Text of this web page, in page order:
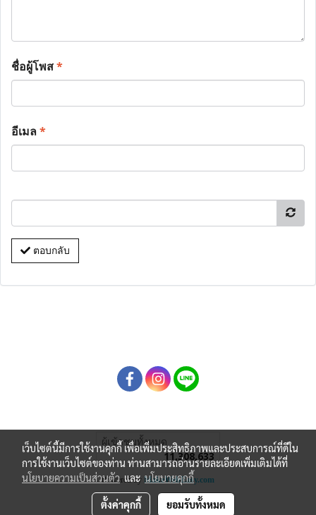
ชื่อผู้โพส*
อีเมล*
ตอบกลับ
ผู้เข้าชมทั้งหมด
11,308,633
Powered by MakeWebEasy.com
เว็บไซต์นี้มีการใช้งานคุกกี้ เพื่อเพิ่มประสิทธิภาพและประสบการณ์ที่ดีใน
การใช้งานเว็บไซต์ของท่าน ท่านสามารถอ่านรายละเอียดเพิ่มเติมได้ที่
นโยบายความเป็นส่วนตัวและ นโยบายคุกกี้
ตั้งค่าคุกกี้ ยอมรับทั้งหมด